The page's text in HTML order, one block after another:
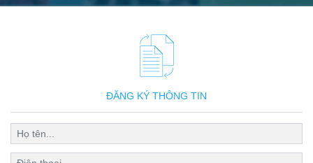
ĐĂNG KÝ THÔNG TIN